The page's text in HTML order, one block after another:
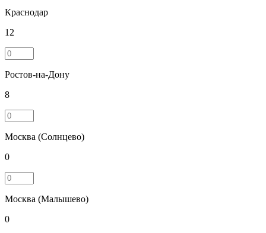
Краснодар
12
Ростов-на-Дону
8
Москва (Солнцево)
0
Москва (Малышево)
0